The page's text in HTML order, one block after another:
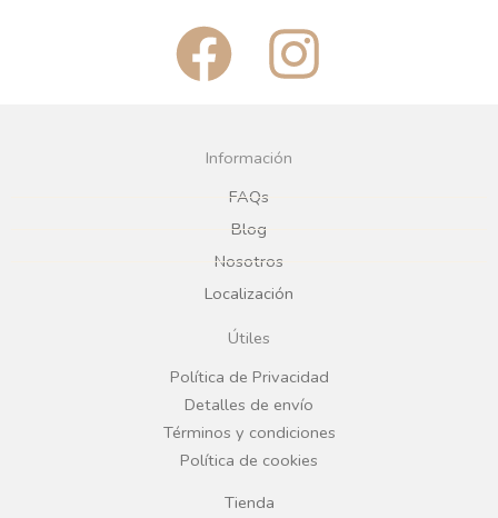
F
a
c
e
b
o
o
k
I
n
g
r
a
Información
FAQs
Blog
Nosotros
Localización
Útiles
Política de Privacidad
Detalles de envío
Términos y condiciones
Política de cookies
Tienda